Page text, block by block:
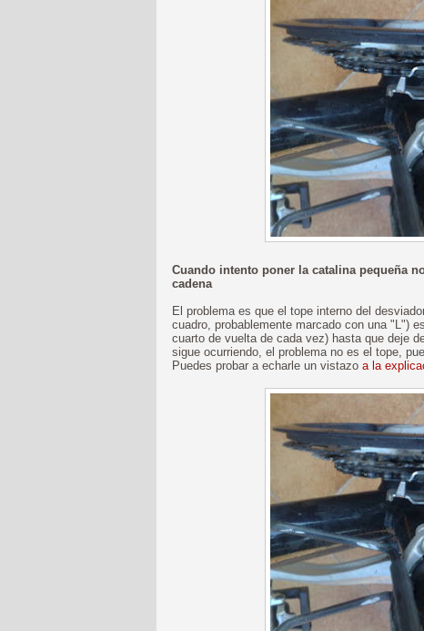
Cuando intento poner la catalina pequeña
cadena
El problema es que el tope interno del
cuadro, probablemente marcado con una "L")
cuarto de vuelta de cada vez) hasta que deje
sigue ocurriendo, el problema no es el tope,
Puedes probar a echarle un vistazo a la